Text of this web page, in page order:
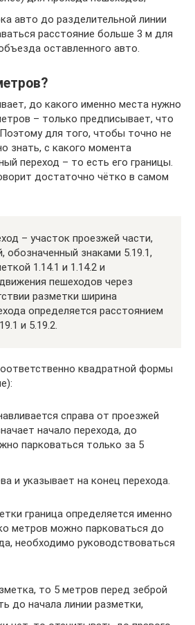
авто до разделительной линии
расстояние больше 3 м для
оставленного авто.
до какого именно места нужно
– только предписывает, что
для того, чтобы точно не
знать, с какого момента
переход – то есть его границы.
достаточно чётко в самом
– участок проезжей части,
обозначенный знаками 5.19.1,
1.14.1 и 1.14.2 и
пешеходов через
разметки ширина
определяется расстоянием
и 5.19.2.
квадратной формы
справа от проезжей
начало перехода, до
парковаться только за 5
и указывает на конец перехода.
граница определяется именно
метров можно парковаться до
необходимо руководствоваться
то 5 метров перед зеброй
до начала линии разметки,